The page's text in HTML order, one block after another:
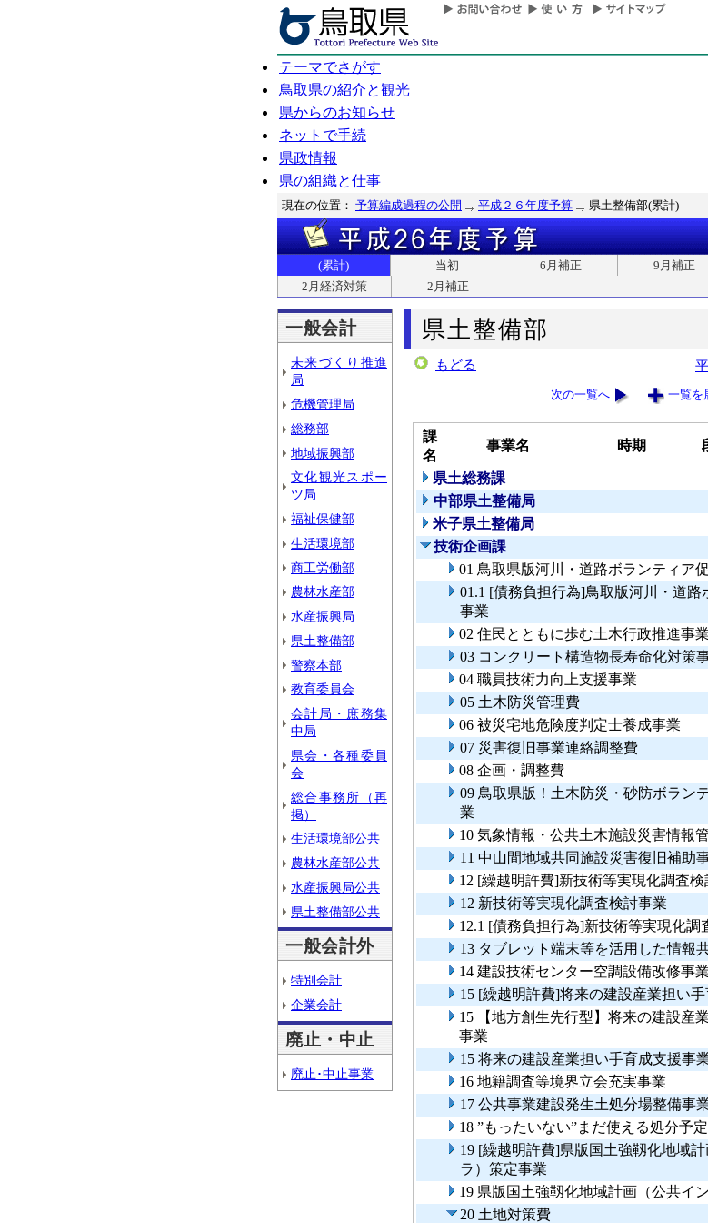
テーマでさがす
鳥取県の紹介と観光
県からのお知らせ
ネットで手続
県政情報
県の組織と仕事
現在の位置： 予算編成過程の公開 平成２６年度予算 県土整備部(累計)
(累計) 当初 6月補正 9月補正
2月経済対策
2月補正
一般会計
未来づくり推進
局
危機管理局
総務部
地域振興部
文化観光スポー
ツ局
福祉保健部
生活環境部
商工労働部
農林水産部
水産振興局
県土整備部
警察本部
教育委員会
会計局・庶務集
中局
県会・各種委員
会
総合事務所（再
掲）
生活環境部公共
農林水産部公共
水産振興局公共
県土整備部公共
一般会計外
特別会計
企業会計
廃止・中止
廃止･中止事業
県土整備部
もどる
次の一覧へ 一覧を
課
名
事業名 時期
県土総務課
中部県土整備局
米子県土整備局
技術企画課
01 鳥取県版河川・道路ボランティア
01.1 [債務負担行為]鳥取版河川・道路
事業
02 住民とともに歩む土木行政推進事業
03 コンクリート構造物長寿命化対策
04 職員技術力向上支援事業
05 土木防災管理費
06 被災宅地危険度判定士養成事業
07 災害復旧事業連絡調整費
08 企画・調整費
09 鳥取県版！土木防災・砂防ボラン
業
10 気象情報・公共土木施設災害情報
11 中山間地域共同施設災害復旧補助
12 [繰越明許費]新技術等実現化調査検
12 新技術等実現化調査検討事業
12.1 [債務負担行為]新技術等実現化調
13 タブレット端末等を活用した情報
14 建設技術センター空調設備改修事業
15 [繰越明許費]将来の建設産業担い
15 【地方創生先行型】将来の建設産
事業
15 将来の建設産業担い手育成支援事
16 地籍調査等境界立会充実事業
17 公共事業建設発生土処分場整備事
18 ”もったいない”まだ使える処分予
19 [繰越明許費]県版国土強靱化地域
ラ）策定事業
19 県版国土強靱化地域計画（公共イ
20 土地対策費